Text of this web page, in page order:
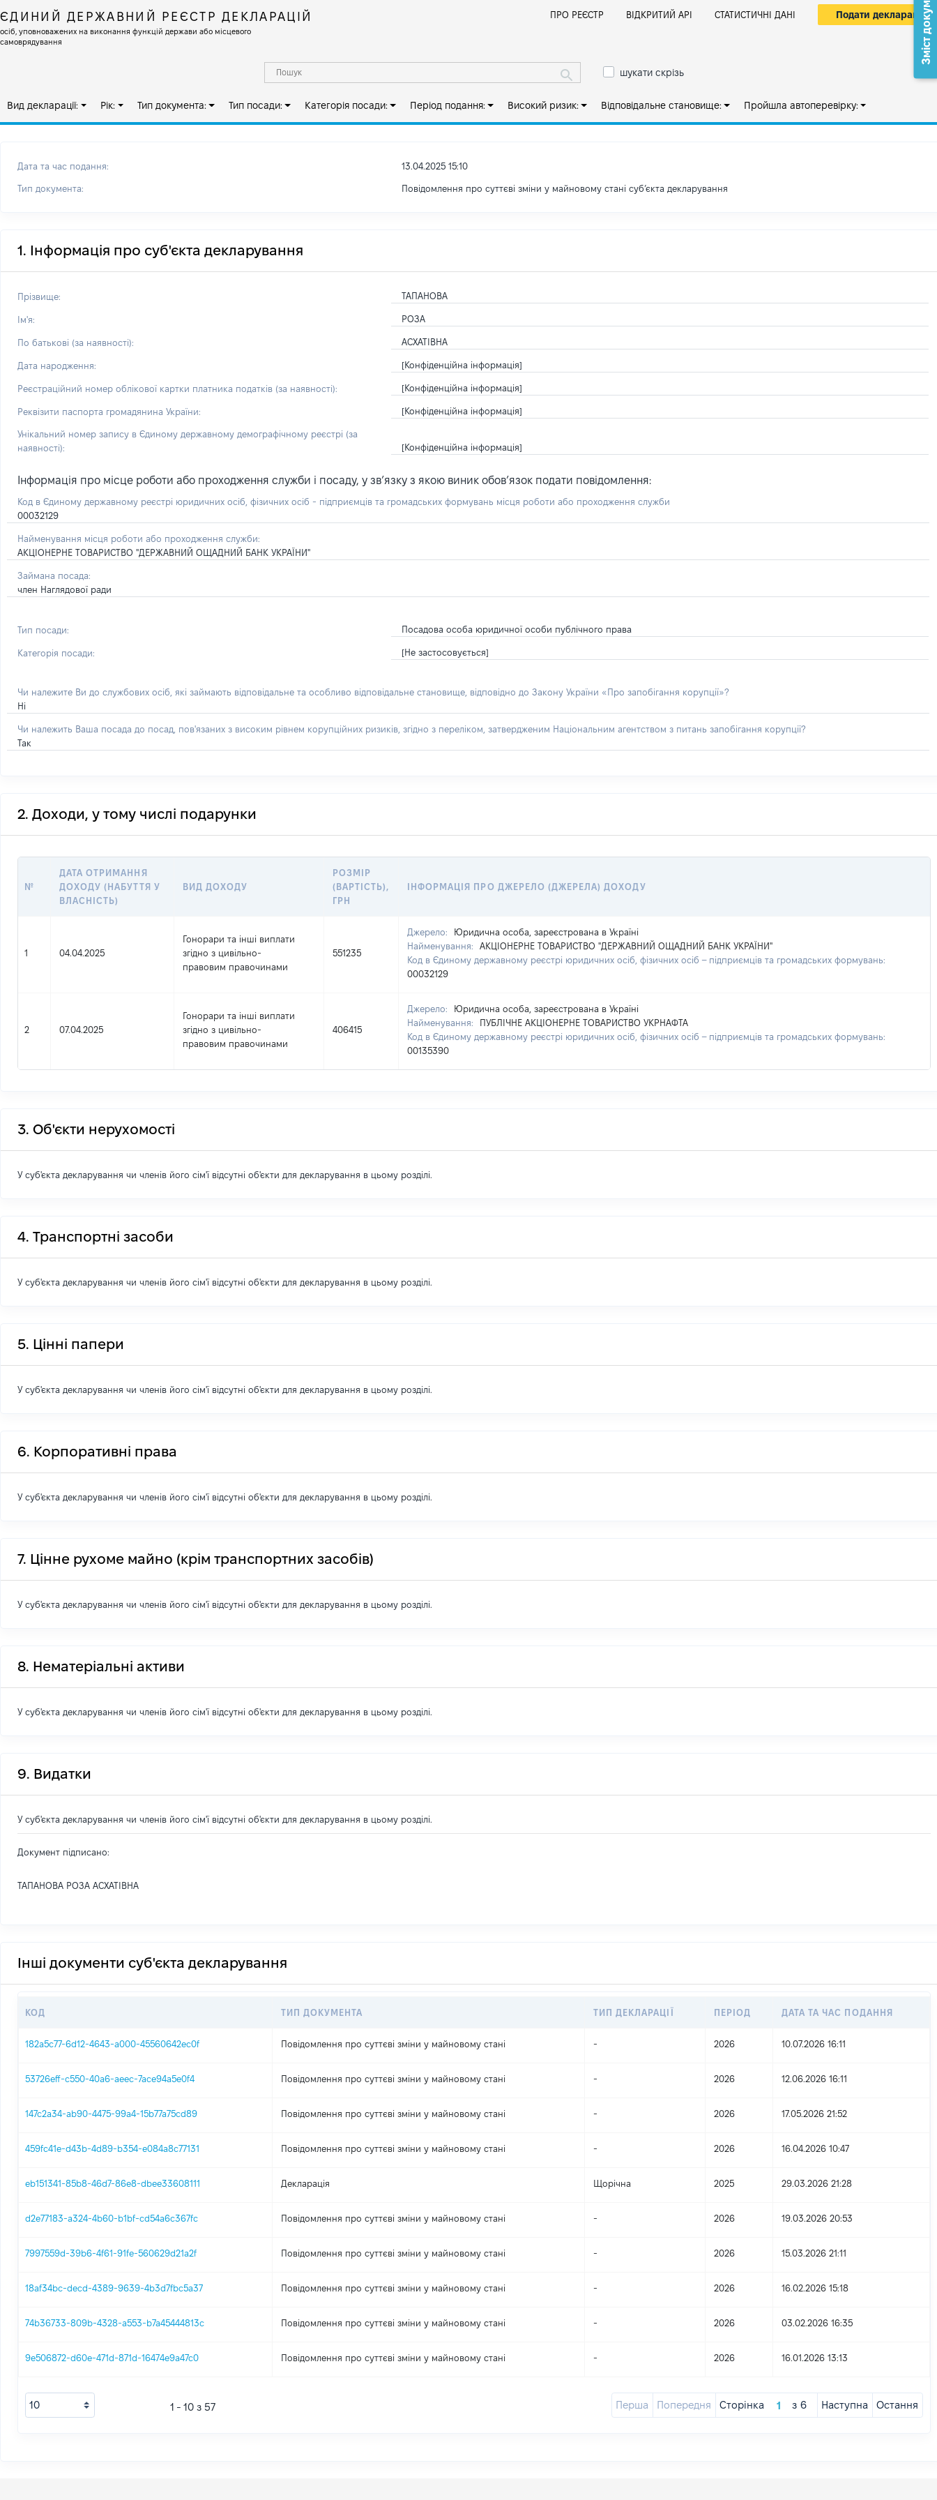
ЄДИНИЙ ДЕРЖАВНИЙ РЕЄСТР ДЕКЛАРАЦІЙ
осіб, уповноважених на виконання функцій держави або місцевого
самоврядування
ПРО РЕЄСТР ВІДКРИТИЙ АРІ СТАТИСТИЧНІ ДАНІ Подати декларацію
шукати скрізь
Вид декларації: Рік: Тип документа: Тип посади: Категорія посади: Період подання: Високий ризик: Відповідальне становище: Пройшла автоперевірку:
Дата та час подання: 13.04.2025 15:10
Тип документа: Повідомлення про суттєві зміни у майновому стані субʼєкта декларування
1. Інформація про суб'єкта декларування
Прізвище: ТАПАНОВА
Ім'я: РОЗА
По батькові (за наявності): АСХАТІВНА
Дата народження: [Конфіденційна інформація]
Реєстраційний номер облікової картки платника податків (за наявності): [Конфіденційна інформація]
Реквізити паспорта громадянина України: [Конфіденційна інформація]
Унікальний номер запису в Єдиному державному демографічному реєстрі (за
наявності):
[Конфіденційна інформація]
Інформація про місце роботи або проходження служби і посаду, у зв’язку з якою виник обов’язок подати повідомлення:
Код в Єдиному державному реєстрі юридичних осіб, фізичних осіб - підприємців та громадських формувань місця роботи або проходження служби
00032129
Найменування місця роботи або проходження служби:
АКЦІОНЕРНЕ ТОВАРИСТВО "ДЕРЖАВНИЙ ОЩАДНИЙ БАНК УКРАЇНИ"
Займана посада:
член Наглядової ради
Тип посади: Посадова особа юридичної особи публічного права
Категорія посади: [Не застосовується]
Чи належите Ви до службових осіб, які займають відповідальне та особливо відповідальне становище, відповідно до Закону України «Про запобігання корупції»?
Ні
Чи належить Ваша посада до посад, пов'язаних з високим рівнем корупційних ризиків, згідно з переліком, затвердженим Національним агентством з питань запобігання корупції?
Так
2. Доходи, у тому числі подарунки
№
ДАТА ОТРИМАННЯ
ДОХОДУ (НАБУТТЯ У
ВЛАСНІСТЬ)
ВИД ДОХОДУ
РОЗМІР
(ВАРТІСТЬ),
ГРН
ІНФОРМАЦІЯ ПРО ДЖЕРЕЛО (ДЖЕРЕЛА) ДОХОДУ
1 04.04.2025
Гонорари та інші виплати
згідно з цивільно-
правовим правочинами
551235
Джерело:
Юридична особа, зареєстрована в Україні
Найменування:
АКЦІОНЕРНЕ ТОВАРИСТВО "ДЕРЖАВНИЙ ОЩАДНИЙ БАНК УКРАЇНИ"
Код в Єдиному державному реєстрі юридичних осіб, фізичних осіб – підприємців та громадських формувань:
00032129
2 07.04.2025
Гонорари та інші виплати
згідно з цивільно-
правовим правочинами
406415
Джерело:
Юридична особа, зареєстрована в Україні
Найменування:
ПУБЛІЧНЕ АКЦІОНЕРНЕ ТОВАРИСТВО УКРНАФТА
Код в Єдиному державному реєстрі юридичних осіб, фізичних осіб – підприємців та громадських формувань:
00135390
3. Об'єкти нерухомості
У суб'єкта декларування чи членів його сім'ї відсутні об'єкти для декларування в цьому розділі.
4. Транспортні засоби
У суб'єкта декларування чи членів його сім'ї відсутні об'єкти для декларування в цьому розділі.
5. Цінні папери
У суб'єкта декларування чи членів його сім'ї відсутні об'єкти для декларування в цьому розділі.
6. Корпоративні права
У суб'єкта декларування чи членів його сім'ї відсутні об'єкти для декларування в цьому розділі.
7. Цінне рухоме майно (крім транспортних засобів)
У суб'єкта декларування чи членів його сім'ї відсутні об'єкти для декларування в цьому розділі.
8. Нематеріальні активи
У суб'єкта декларування чи членів його сім'ї відсутні об'єкти для декларування в цьому розділі.
9. Видатки
У суб'єкта декларування чи членів його сім'ї відсутні об'єкти для декларування в цьому розділі.
Документ підписано:
ТАПАНОВА РОЗА АСХАТІВНА
Зміст документа
Інші документи суб'єкта декларування
КОД ТИП ДОКУМЕНТА ТИП ДЕКЛАРАЦІЇ ПЕРІОД ДАТА ТА ЧАС ПОДАННЯ
182a5c77-6d12-4643-a000-45560642ec0f Повідомлення про суттєві зміни y майновому стані - 2026 10.07.2026 16:11
53726eff-c550-40a6-aeec-7ace94a5e0f4 Повідомлення про суттєві зміни y майновому стані - 2026 12.06.2026 16:11
147c2a34-ab90-4475-99a4-15b77a75cd89 Повідомлення про суттєві зміни y майновому стані - 2026 17.05.2026 21:52
459fc41e-d43b-4d89-b354-e084a8c77131 Повідомлення про суттєві зміни y майновому стані - 2026 16.04.2026 10:47
eb151341-85b8-46d7-86e8-dbee33608111 Декларація Щорічна 2025 29.03.2026 21:28
d2e77183-a324-4b60-b1bf-cd54a6c367fc Повідомлення про суттєві зміни y майновому стані - 2026 19.03.2026 20:53
7997559d-39b6-4f61-91fe-560629d21a2f Повідомлення про суттєві зміни y майновому стані - 2026 15.03.2026 21:11
18af34bc-decd-4389-9639-4b3d7fbc5a37 Повідомлення про суттєві зміни y майновому стані - 2026 16.02.2026 15:18
74b36733-809b-4328-a553-b7a45444813c Повідомлення про суттєві зміни y майновому стані - 2026 03.02.2026 16:35
9e506872-d60e-471d-871d-16474e9a47c0 Повідомлення про суттєві зміни y майновому стані - 2026 16.01.2026 13:13
1 - 10 з 57 Перша Попередня Сторінка з 6 Наступна Остання